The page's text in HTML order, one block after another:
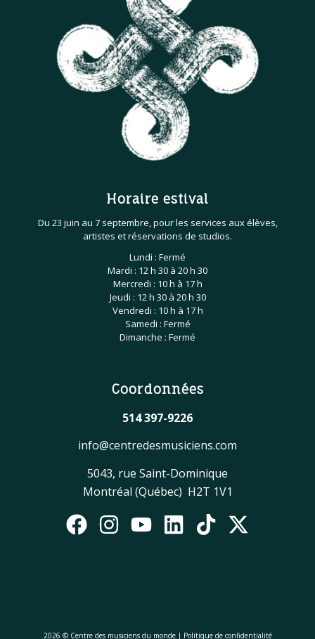
Horaire estival
Du 23 juin au 7 septembre, pour les services aux élèves,
artistes et réservations de studios.
Lundi : Fermé
Mardi : 12 h 30 à 20 h 30
Mercredi : 10 h à 17 h
Jeudi : 12 h 30 à 20 h 30
Vendredi : 10 h à 17 h
Samedi : Fermé
Dimanche : Fermé
Coordonnées
514 397-9226
info@centredesmusiciens.com
5043, rue Saint-Dominique
Montréal (Québec) H2T 1V1
2026 © Centre des musiciens du monde | Politique de confidentialité